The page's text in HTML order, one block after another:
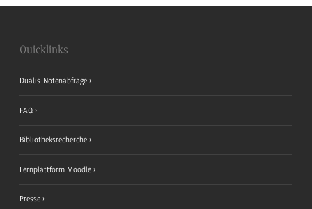
Quicklinks
Dualis-Notenabfrage
FAQ
Bibliotheksrecherche
Lernplattform Moodle
Presse